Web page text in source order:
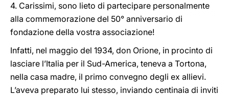
4. Carissimi, sono lieto di partecipare personalmente
alla commemorazione del 50° anniversario di
fondazione della vostra associazione!
Infatti, nel maggio del 1934, don Orione, in procinto di
lasciare l’Italia per il Sud-America, teneva a Tortona,
nella casa madre, il primo convegno degli ex allievi.
L’aveva preparato lui stesso, inviando centinaia di inviti